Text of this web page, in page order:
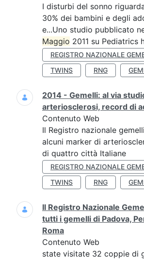
I disturbi del sonno
30% dei bambini e degli
e...Uno studio pubblicato
Maggio 2011 su Pediatrics
REGISTRO NAZIONALE
TWINS
RNG
2014 - Gemelli: al via
arteriosclerosi, record di
Contenuto Web
Il Registro nazionale
alcuni marker di
di quattro città Italiane
REGISTRO NAZIONALE
TWINS
RNG
Il Registro Nazionale
tutti i gemelli di Padova,
Roma
Contenuto Web
state visitate 32 coppie di